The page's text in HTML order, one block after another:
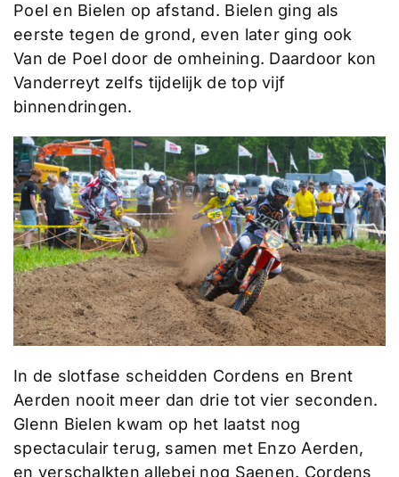
Poel en Bielen op afstand. Bielen ging als
eerste tegen de grond, even later ging ook
Van de Poel door de omheining. Daardoor kon
Vanderreyt zelfs tijdelijk de top vijf
binnendringen.
In de slotfase scheidden Cordens en Brent
Aerden nooit meer dan drie tot vier seconden.
Glenn Bielen kwam op het laatst nog
spectaculair terug, samen met Enzo Aerden,
en verschalkten allebei nog Saenen. Cordens